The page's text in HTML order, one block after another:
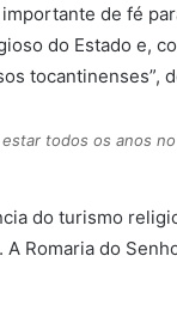
de fé
do Estado e,
tocantinenses”,
todos os anos
do turismo
Romaria do